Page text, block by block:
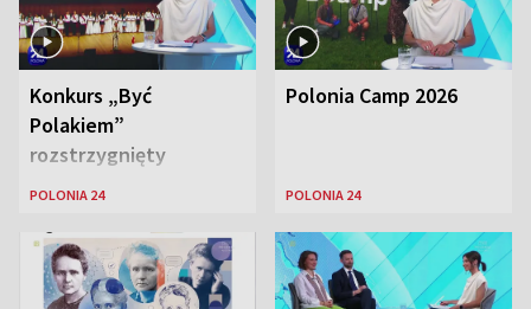
Konkurs „Być
Polakiem”
rozstrzygnięty
POLONIA 24
Polonia Camp 2026
POLONIA 24